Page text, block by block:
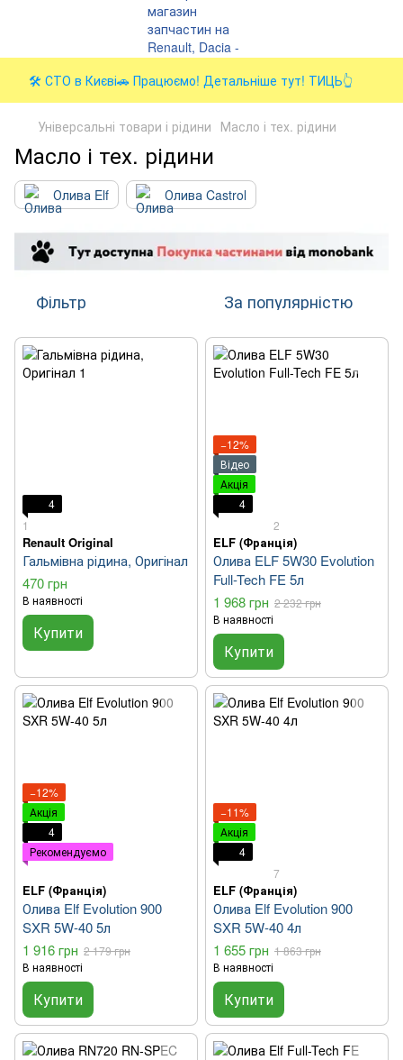
🛠️ СТО в Києві🚗 Працюємо! Детальніше тут! ТИЦЬ👆
Універсальні товари і рідини Масло і тех. рідини
Масло і тех. рідини
Олива Elf Олива Castrol
Фільтр За популярністю
4
1
Renault Original
Гальмівна рідина, Оригінал
470 грн
В наявності
Купити
−12%
Відео
Акція
4
2
ELF (Франція)
Олива ELF 5W30 Evolution
Full-Tech FE 5л
1 968 грн 2 232 грн
В наявності
Купити
−12%
Акція
4
Рекомендуємо
ELF (Франція)
Олива Elf Evolution 900
SXR 5W-40 5л
1 916 грн 2 179 грн
В наявності
Купити
−11%
Акція
4
7
ELF (Франція)
Олива Elf Evolution 900
SXR 5W-40 4л
1 655 грн 1 863 грн
В наявності
Купити